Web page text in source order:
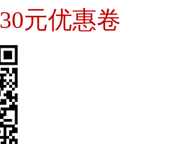
30元优惠卷